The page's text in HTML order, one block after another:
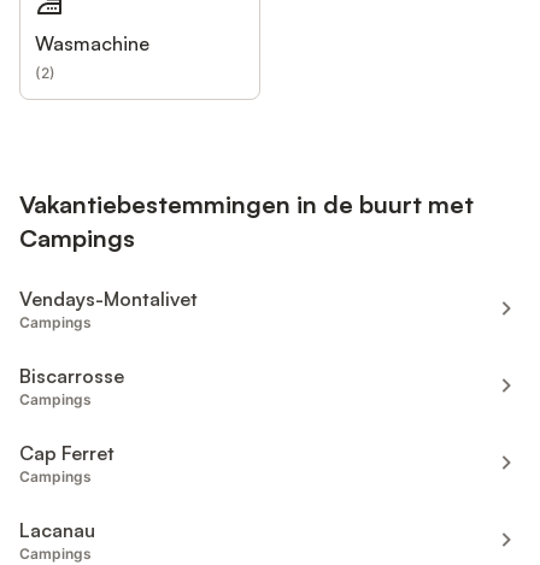
Wasmachine
(2)
Vakantiebestemmingen in de buurt met
Campings
Vendays-Montalivet
Campings
Biscarrosse
Campings
Cap Ferret
Campings
Lacanau
Campings